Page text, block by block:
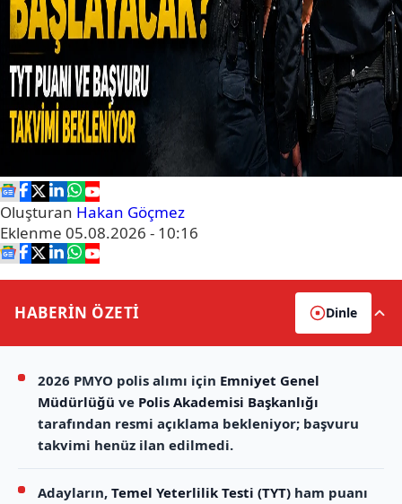
Oluşturan Hakan Göçmez
Eklenme 05.08.2026 - 10:16
HABERİN ÖZETİ Dinle
2026 PMYO polis alımı için Emniyet Genel
Müdürlüğü ve Polis Akademisi Başkanlığı
tarafından resmi açıklama bekleniyor; başvuru
takvimi henüz ilan edilmedi.
Adayların, Temel Yeterlilik Testi (TYT) ham puanı